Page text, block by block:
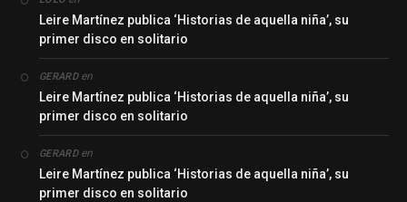
Leire Martínez publica ‘Historias de aquella niña’, su
primer disco en solitario
GERARDen
Leire Martínez publica ‘Historias de aquella niña’, su
primer disco en solitario
GERARDen
Leire Martínez publica ‘Historias de aquella niña’, su
primer disco en solitario